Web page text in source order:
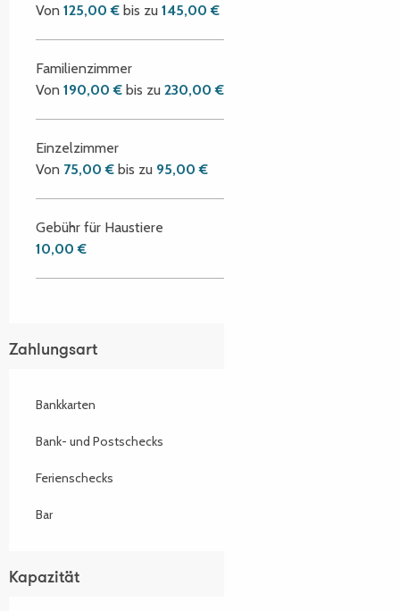
Von 125,00 € bis zu 145,00 €
Familienzimmer
Von 190,00 € bis zu 230,00 €
Einzelzimmer
Von 75,00 € bis zu 95,00 €
Gebühr für Haustiere
10,00 €
Zahlungsart
Bankkarten
Bank- und Postschecks
Ferienschecks
Bar
Kapazität